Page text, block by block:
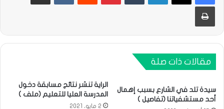
طباعة
مقالات ذات صلة
سيدة تلد في الشارع بسبب إهمال
أحد مستشفياتنا (تفاصيل )
الراية تنشر نتائج مسابقة دخول
المدرسة العليا للتعليم (ملف )
2 مايو، 2021